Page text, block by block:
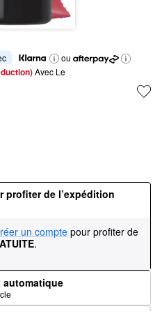
ou
Avec Le
profiter de l’expédition
un compte pour profiter de
.
automatique